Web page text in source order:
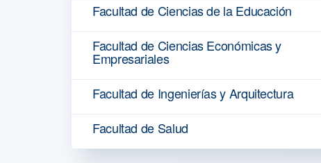
Facultad de Ciencias de la Educación
Facultad de Ciencias Económicas y
Empresariales
Facultad de Ingenierías y Arquitectura
Facultad de Salud